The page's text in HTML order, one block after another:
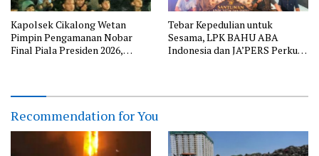
Kapolsek Cikalong Wetan
Pimpin Pengamanan Nobar
Final Piala Presiden 2026,
Tebar Kepedulian untuk
Sesama, LPK BAHU ABA
Indonesia dan JA’PERS Perkuat
Recommendation for You